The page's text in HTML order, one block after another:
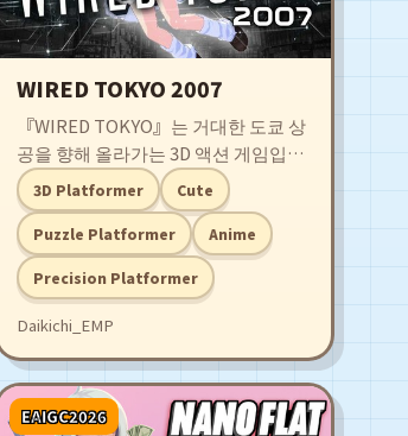
WIRED TOKYO 2007
『WIRED TOKYO』는 거대한 도쿄 상
공을 향해 올라가는 3D 액션 게임입니
다. 새로운 액션을 얻기 위해 때로는 일
부러 위에서 뛰어내려야 할지도 모릅
니다. “낙하에 의미가 있는” 상승형
액션 게임, 그것이 『WIRED
TOKYO』입니다.
3D Platformer Cute
Puzzle Platformer Anime
Precision Platformer
Daikichi_EMP
EAIGC2026